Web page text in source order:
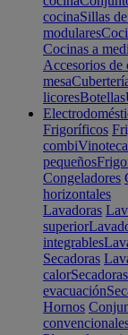
cocinaSillas
modulares
Cocinas a
Accesorios de
mesa
licoresBotellas
Frigoríficos
combi
pequeños
Congeladores
horizontales
Lavadoras
superior
integrables
Secadoras
calor
evacuación
Hornos